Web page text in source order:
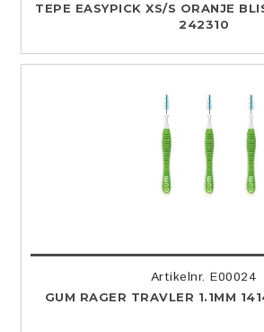
TEPE EASYPICK XS/S ORANJE
242310
Artikelnr. E00024
GUM RAGER TRAVLER 1.1MM